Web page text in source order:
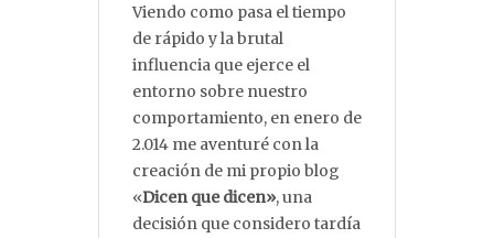
Viendo como pasa el tiempo
de rápido y la brutal
influencia que ejerce el
entorno sobre nuestro
comportamiento, en enero de
2.014 me aventuré con la
creación de mi propio blog
«Dicen que dicen», una
decisión que considero tardía